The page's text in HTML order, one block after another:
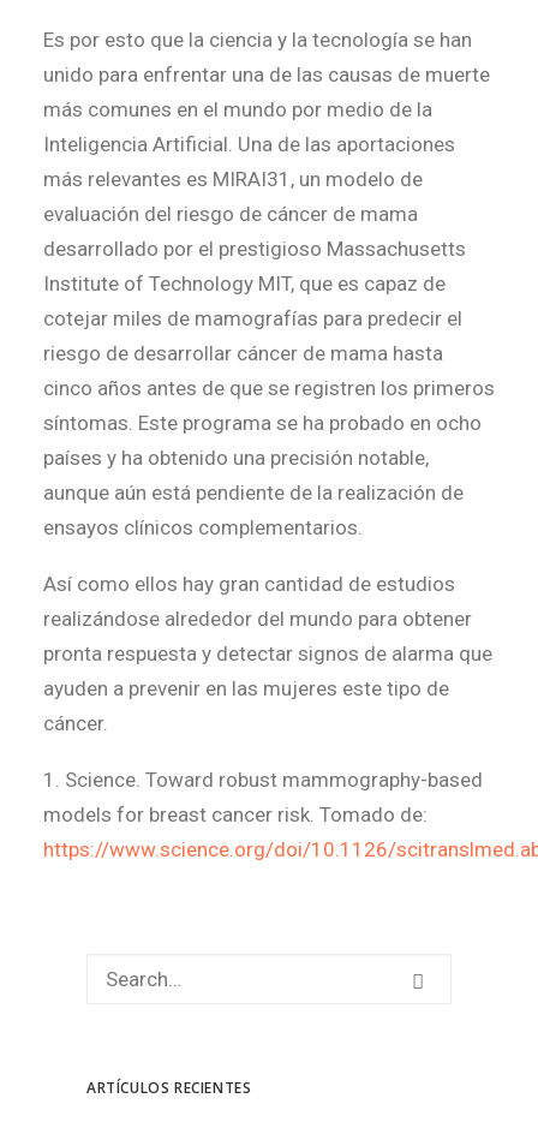
Es por esto que la ciencia y la tecnología se han
unido para enfrentar una de las causas de muerte
más comunes en el mundo por medio de la
Inteligencia Artificial. Una de las aportaciones
más relevantes es MIRAI31, un modelo de
evaluación del riesgo de cáncer de mama
desarrollado por el prestigioso Massachusetts
Institute of Technology MIT, que es capaz de
cotejar miles de mamografías para predecir el
riesgo de desarrollar cáncer de mama hasta
cinco años antes de que se registren los primeros
síntomas. Este programa se ha probado en ocho
países y ha obtenido una precisión notable,
aunque aún está pendiente de la realización de
ensayos clínicos complementarios.
Así como ellos hay gran cantidad de estudios
realizándose alrededor del mundo para obtener
pronta respuesta y detectar signos de alarma que
ayuden a prevenir en las mujeres este tipo de
cáncer.
1. Science. Toward robust mammography-based
models for breast cancer risk. Tomado de:
https://www.science.org/doi/10.1126/
ARTÍCULOS RECIENTES